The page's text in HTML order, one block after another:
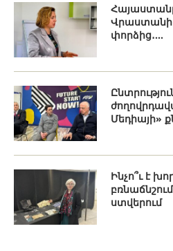
փորձից․...
Մեդիայի»
Ինչո՞ւ է
ստվերում